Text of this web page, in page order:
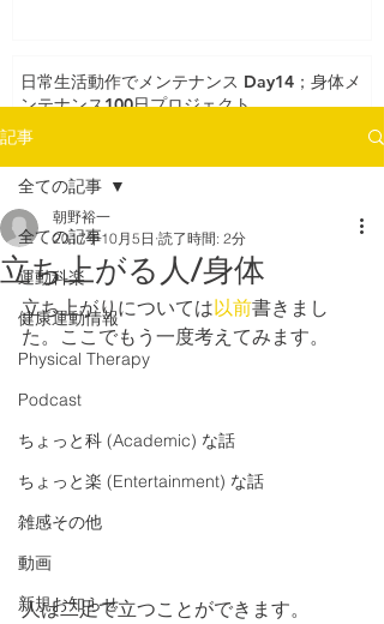
日常生活動作でメンテナンス Day14；身体メ
ンテナンス100日プロジェクト
記事
全ての記事
運動科楽
健康運動情報
Physical Therapy
Podcast
ちょっと科 (Academic) な話
ちょっと楽 (Entertainment) な話
雑感その他
動画
新規お知らせ
全ての記事
立ち上がる人/身体
朝野裕一
2017年10月5日 読了時間: 2分
立ち上がりについては以前書きまし
た。ここでもう一度考えてみます。
人は二足で立つことができます。